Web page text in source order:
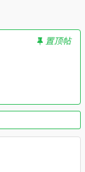
置顶帖